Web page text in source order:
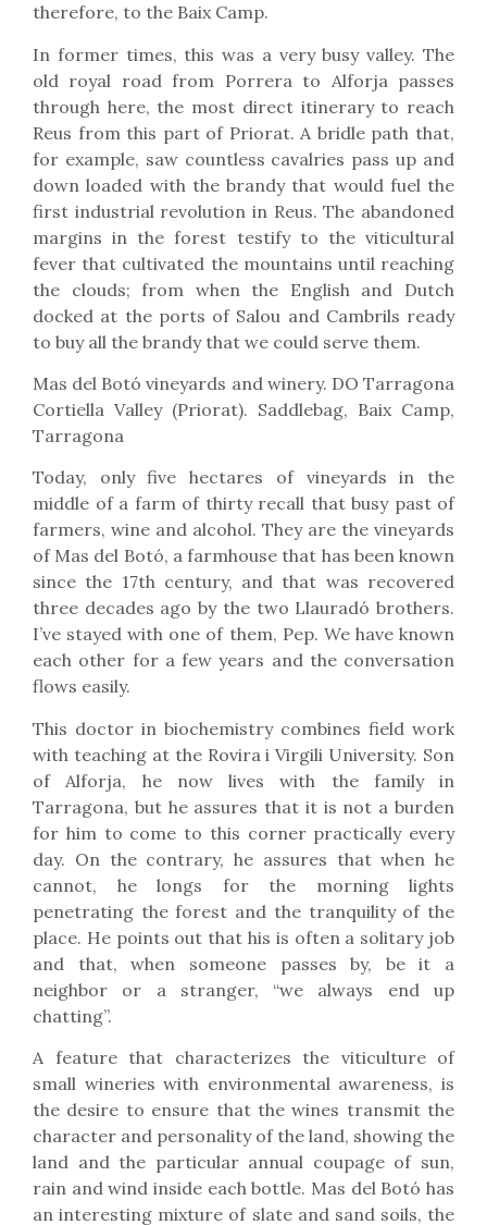
therefore, to the Baix Camp.
In former times, this was a very busy valley. The
old royal road from Porrera to Alforja passes
through here, the most direct itinerary to reach
Reus from this part of Priorat. A bridle path that,
for example, saw countless cavalries pass up and
down loaded with the brandy that would fuel the
first industrial revolution in Reus. The abandoned
margins in the forest testify to the viticultural
fever that cultivated the mountains until reaching
the clouds; from when the English and Dutch
docked at the ports of Salou and Cambrils ready
to buy all the brandy that we could serve them.
Mas del Botó vineyards and winery. DO Tarragona
Cortiella Valley (Priorat). Saddlebag, Baix Camp,
Tarragona
Today, only five hectares of vineyards in the
middle of a farm of thirty recall that busy past of
farmers, wine and alcohol. They are the vineyards
of Mas del Botó, a farmhouse that has been known
since the 17th century, and that was recovered
three decades ago by the two Llauradó brothers.
I’ve stayed with one of them, Pep. We have known
each other for a few years and the conversation
flows easily.
This doctor in biochemistry combines field work
with teaching at the Rovira i Virgili University. Son
of Alforja, he now lives with the family in
Tarragona, but he assures that it is not a burden
for him to come to this corner practically every
day. On the contrary, he assures that when he
cannot, he longs for the morning lights
penetrating the forest and the tranquility of the
place. He points out that his is often a solitary job
and that, when someone passes by, be it a
neighbor or a stranger, “we always end up
chatting”.
A feature that characterizes the viticulture of
small wineries with environmental awareness, is
the desire to ensure that the wines transmit the
character and personality of the land, showing the
land and the particular annual coupage of sun,
rain and wind inside each bottle. Mas del Botó has
an interesting mixture of slate and sand soils, the